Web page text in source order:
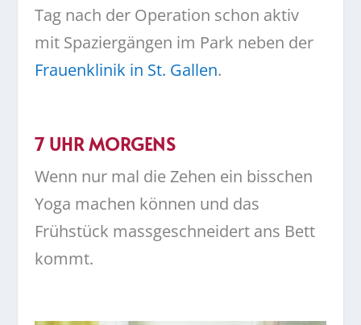
Tag nach der Operation schon aktiv
mit Spaziergängen im Park neben der
Frauenklinik in St. Gallen.
7 UHR MORGENS
Wenn nur mal die Zehen ein bisschen
Yoga machen können und das
Frühstück massgeschneidert ans Bett
kommt.